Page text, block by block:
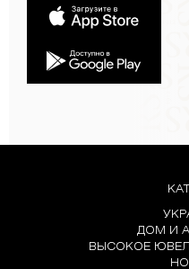
ДОМ И
ВЫСОКОЕ